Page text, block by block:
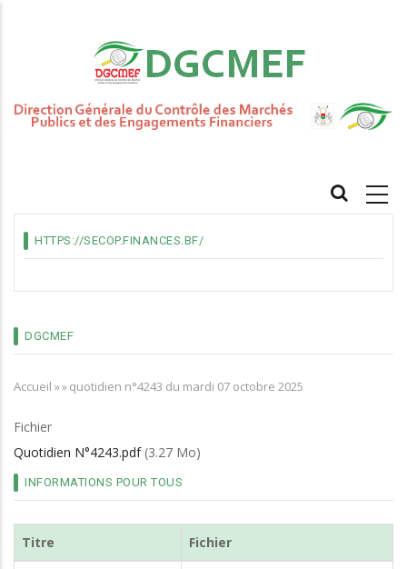
HTTPS://SECOP.FINANCES.BF/
DGCMEF
Fil
d'Ariane
Accueil »»quotidien n°4243 du mardi 07 octobre 2025
Fichier
Quotidien N°4243.pdf (3.27 Mo)
INFORMATIONS POUR TOUS
Titre Fichier